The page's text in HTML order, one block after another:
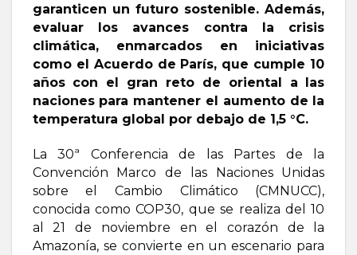
garanticen un futuro sostenible. Además,
evaluar los avances contra la crisis
climática, enmarcados en iniciativas
como el Acuerdo de París, que cumple 10
años con el gran reto de oriental a las
naciones para mantener el aumento de la
temperatura global por debajo de 1,5 °C.
La 30ª Conferencia de las Partes de la
Convención Marco de las Naciones Unidas
sobre el Cambio Climático (CMNUCC),
conocida como COP30, que se realiza del 10
al 21 de noviembre en el corazón de la
Amazonía, se convierte en un escenario para